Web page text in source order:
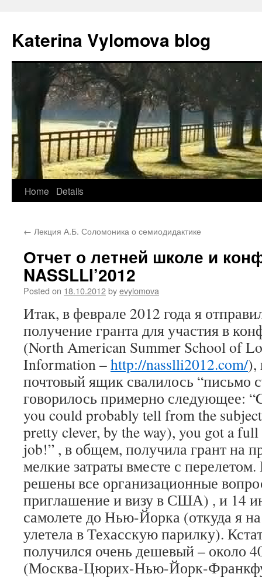
Katerina Vylomova blog
Skip
content
Home Details
← Лекция А.Б. Соломоника о семиодидактике
Отчет о летней школе и
NASSLLI’2012
Posted on 18.10.2012byevylomova
Итак, в феврале 2012 года я
получение гранта для участия в
(North American Summer School of
Information –http://nasslli2012.com/),
почтовый ящик свалилось “письмо
говорилось примерно следующее:
you could probably tell from the
pretty clever, by the way), you got a
job!” , в общем, получила грант на
мелкие затраты вместе с
решены все организационные
приглашение и визу в США) , и 14
самолете до Нью-Йорка (откуда я
улетела в Техасскую парилку).
получился очень дешевый – около
(Москва-Цюрих-Нью-Йорк-